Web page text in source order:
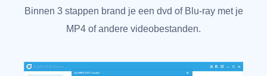
Binnen 3 stappen brand je een dvd of Blu-ray met je
MP4 of andere videobestanden.